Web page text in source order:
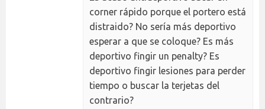
corner rápido porque el portero está
distraido? No sería más deportivo
esperar a que se coloque? Es más
deportivo fingir un penalty? Es
deportivo fingir lesiones para perder
tiempo o buscar la terjetas del
contrario?